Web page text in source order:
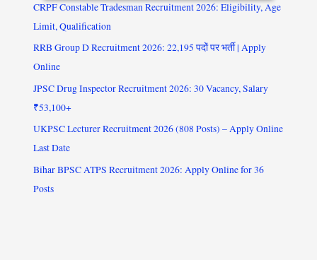
CRPF Constable Tradesman Recruitment 2026: Eligibility, Age
Limit, Qualification
RRB Group D Recruitment 2026: 22,195 पदों पर भर्ती | Apply
Online
JPSC Drug Inspector Recruitment 2026: 30 Vacancy, Salary
₹53,100+
UKPSC Lecturer Recruitment 2026 (808 Posts) – Apply Online
Last Date
Bihar BPSC ATPS Recruitment 2026: Apply Online for 36
Posts